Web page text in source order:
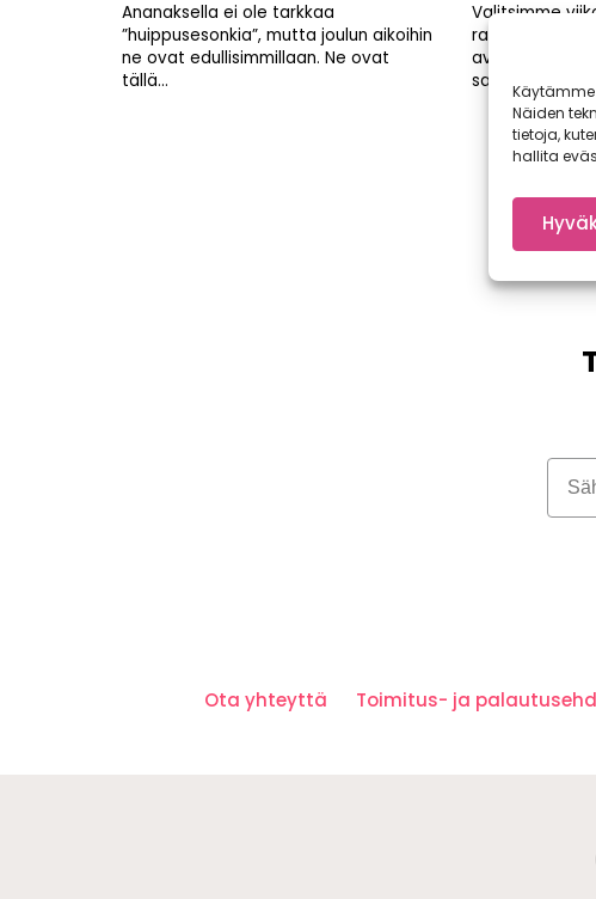
Näiden
tietoja,
hallita
Ananaksella ei ole tarkkaa
”huippusesonkia”, mutta joulun aikoihin
ne ovat edullisimmillaan. Ne ovat
tällä...
Valitsimme
raparperin. Se
avomaan
satoa on ollut
Ota yhteyttä Toimitus- ja